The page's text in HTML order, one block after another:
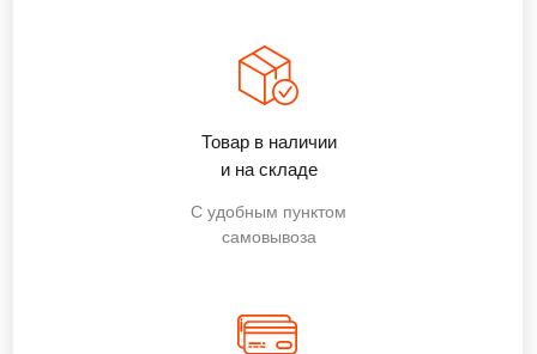
Товар в наличии
и на складе
С удобным пунктом
самовывоза